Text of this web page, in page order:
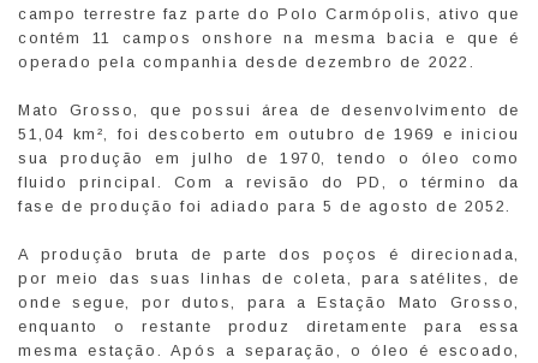
campo terrestre faz parte do Polo Carmópolis, ativo que
contém 11 campos onshore na mesma bacia e que é
operado pela companhia desde dezembro de 2022.
Mato Grosso, que possui área de desenvolvimento de
51,04 km², foi descoberto em outubro de 1969 e iniciou
sua produção em julho de 1970, tendo o óleo como
fluido principal. Com a revisão do PD, o término da
fase de produção foi adiado para 5 de agosto de 2052.
A produção bruta de parte dos poços é direcionada,
por meio das suas linhas de coleta, para satélites, de
onde segue, por dutos, para a Estação Mato Grosso,
enquanto o restante produz diretamente para essa
mesma estação. Após a separação, o óleo é escoado,